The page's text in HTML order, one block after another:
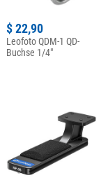
$ 22,90
Leofoto QDM-1 QD-
Buchse 1/4"